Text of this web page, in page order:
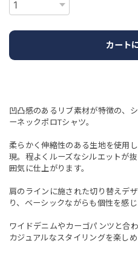
カート
凹凸感のあるリブ素材が特徴の、
ーネックポロTシャツ。
柔らかく伸縮性のある生地を使用
現。程よくルーズなシルエットが
囲気に仕上がります。
肩のラインに施された切り替えデ
り、ベーシックながらも個性を感じ
ワイドデニムやカーゴパンツと合
カジュアルなスタイリングを楽し